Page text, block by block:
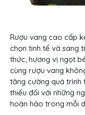
Rượu vang cao cấp
chọn tinh tế và sang
thức, hương vị ngọt
cùng rượu vang
tăng cường quá trình
thiếu đối với những
hoàn hảo trong mỗi